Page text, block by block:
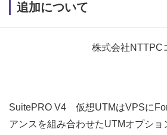
追加について
株式会社NTTPC
SuitePRO V4 仮想UTMはVPSに
アンスを組み合わせたUTMオプショ